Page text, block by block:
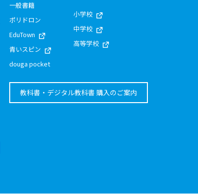
一般書籍
ポリドロン
EduTown
青いスピン
douga pocket
小学校
中学校
高等学校
教科書・デジタル教科書 購入のご案内